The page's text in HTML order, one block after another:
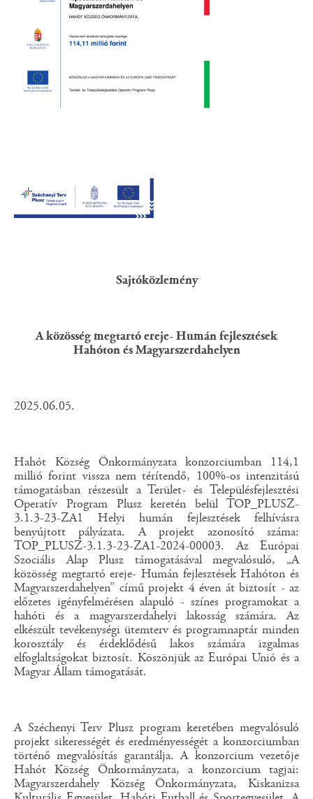
Sajtóközlemény
A közösség megtartó ereje- Humán fejlesztések
Hahóton és Magyarszerdahelyen
2025.06.05.
Hahót Község Önkormányzata konzorciumban 114,1
millió forint vissza nem térítendő, 100%-os intenzitású
támogatásban részesült a Terület- és Településfejlesztési
Operatív Program Plusz keretén belül TOP_PLUSZ-
3.1.3-23-ZA1 Helyi humán fejlesztések felhívásra
benyújtott pályázata. A projekt azonosító száma:
TOP_PLUSZ-3.1.3-23-ZA1-2024-00003. Az Európai
Szociális Alap Plusz támogatásával megvalósuló, „A
közösség megtartó ereje- Humán fejlesztések Hahóton és
Magyarszerdahelyen” című projekt 4 éven át biztosít - az
előzetes igényfelmérésen alapuló - színes programokat a
hahóti és a magyarszerdahelyi lakosság számára. Az
elkészült tevékenységi ütemterv és programnaptár minden
korosztály és érdeklődésű lakos számára izgalmas
elfoglaltságokat biztosít. Köszönjük az Európai Unió és a
Magyar Állam támogatását.
A Széchenyi Terv Plusz program keretében megvalósuló
projekt sikerességét és eredményességét a konzorciumban
történő megvalósítás garantálja. A konzorcium vezetője
Hahót Község Önkormányzata, a konzorcium tagjai:
Magyarszerdahely Község Önkormányzata, Kiskanizsa